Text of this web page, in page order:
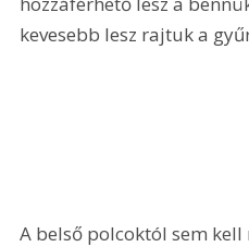
kevesebb lesz rajtuk a
A belső polcoktól sem